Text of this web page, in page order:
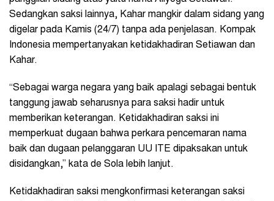
Sedangkan saksi lainnya, Kahar mangkir dalam sidang yang
digelar pada Kamis (24/7) tanpa ada penjelasan. Kompak
Indonesia mempertanyakan ketidakhadiran Setiawan dan
Kahar.
“Sebagai warga negara yang baik apalagi sebagai bentuk
tanggung jawab seharusnya para saksi hadir untuk
memberikan keterangan. Ketidakhadiran saksi ini
memperkuat dugaan bahwa perkara pencemaran nama
baik dan dugaan pelanggaran UU ITE dipaksakan untuk
disidangkan,” kata de Sola lebih lanjut.
Ketidakhadiran saksi mengkonfirmasi keterangan saksi